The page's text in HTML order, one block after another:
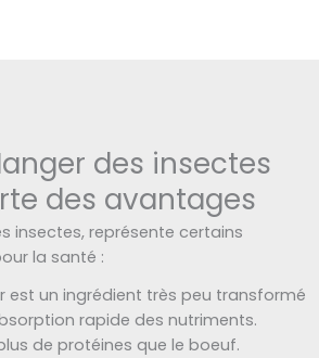
des insectes
des avantages
insectes, représente certains
la santé :
est un ingrédient très peu transformé
rapide des nutriments.
de protéines que le boeuf.